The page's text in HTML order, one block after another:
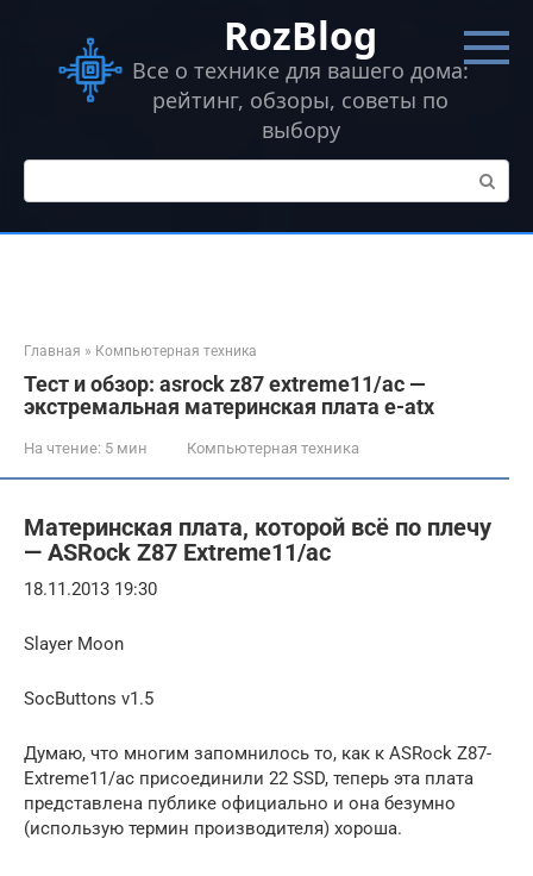
контенту
RozBlog
Все о технике для вашего дома:
рейтинг, обзоры, советы по
выбору
Поиск:
Главная » Компьютерная техника
Тест и обзор: asrock z87 extreme11/ac —
экстремальная материнская плата e-atx
На чтение: 5 мин Компьютерная техника
Материнская плата, которой всё по плечу
— ASRock Z87 Extreme11/ac
18.11.2013 19:30
Slayer Moon
SocButtons v1.5
Думаю, что многим запомнилось то, как к ASRock Z87-
Extreme11/ac присоединили 22 SSD, теперь эта плата
представлена публике официально и она безумно
(использую термин производителя) хороша.